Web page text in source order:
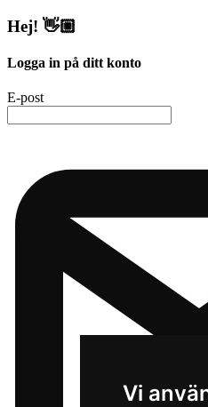
Vi
Hej! 👋🏼
Logga in på ditt konto
E-post